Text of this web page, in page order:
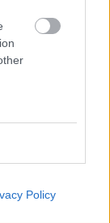
Policy
mutat be az